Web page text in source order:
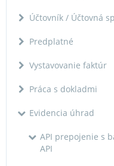
Účtovník / Účtovná
Predplatné
Vystavovanie faktúr
Práca s dokladmi
Evidencia úhrad
API prepojenie s
API